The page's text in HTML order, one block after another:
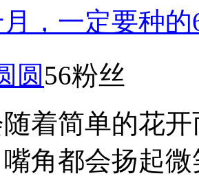
，一定要种
圆56粉丝
着简单的花
角都会扬起